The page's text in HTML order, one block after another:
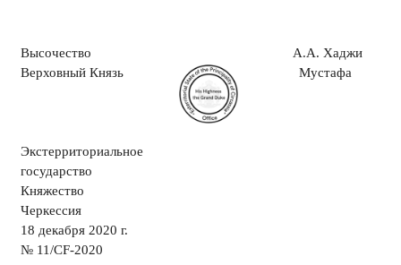
Высочество
Верховный Князь
Экстерриториальное
государство
Княжество
Черкессия
18 декабря 2020 г.
№ 11/CF-2020
А.А. Хаджи
Мустафа